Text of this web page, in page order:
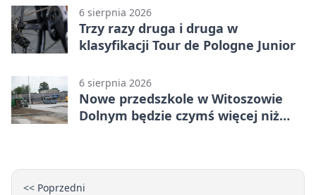
6 sierpnia 2026
Trzy razy druga i druga w
klasyfikacji Tour de Pologne Junior
6 sierpnia 2026
Nowe przedszkole w Witoszowie
Dolnym będzie czymś więcej niż
<< Poprzedni